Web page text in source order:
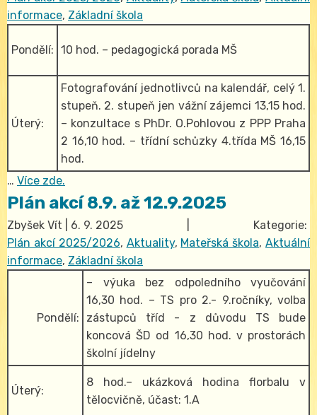
informace, Základní škola
Pondělí: 10 hod. – pedagogická porada MŠ
Úterý:
Fotografování jednotlivců na kalendář, celý 1.
stupeň. 2. stupeň jen vážní zájemci 13,15 hod.
– konzultace s PhDr. O.Pohlovou z PPP Praha
2 16,10 hod. – třídní schůzky 4.třída MŠ 16,15
hod.
… Více zde.
Plán akcí 8.9. až 12.9.2025
Zbyšek Vít 6. 9. 2025 | Kategorie:
Plán akcí 2025/2026, Aktuality, Mateřská škola,Aktuální
informace, Základní škola
Pondělí:
– výuka bez odpoledního vyučování
16,30 hod. – TS pro 2.- 9.ročníky, volba
zástupců tříd - z důvodu TS bude
koncová ŠD od 16,30 hod. v prostorách
školní jídelny
Úterý:
8 hod.– ukázková hodina florbalu v
tělocvičně, účast: 1.A